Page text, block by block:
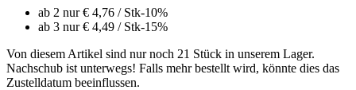
ab 2 nur€ 4,76 / Stk-10%
ab 3 nur€ 4,49 / Stk-15%
Von diesem Artikel sind nur noch 21 Stück in unserem Lager.
Nachschub ist unterwegs! Falls mehr bestellt wird, könnte dies das
Zustelldatum beeinflussen.